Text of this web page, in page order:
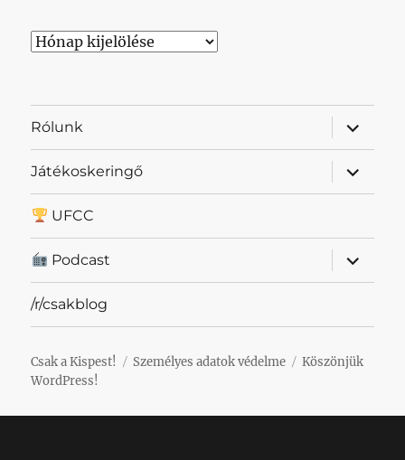
Archívum
Rólunk
almenü
Játékoskeringő
almenü
UFCC
Podcast
almenü
/r/csakblog
Csak a Kispest! Személyes adatok védelme
Köszönjük
WordPress!